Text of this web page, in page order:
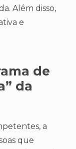
Além disso,
e
de
da
a
que